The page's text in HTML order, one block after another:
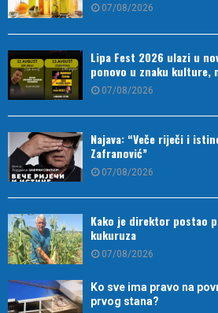
07/08/2026
Lipa Fest 2026 ulazi u
ponovo u znaku kulture,
07/08/2026
Najava: “Veče riječi i
Zafranović”
07/08/2026
Kako je direktor postao
kukuruza
07/08/2026
Ko sve ima pravo na
prvog stana?